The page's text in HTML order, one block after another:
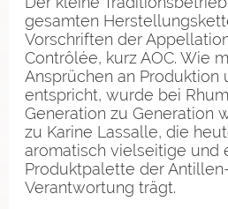
gesamten
Vorschriften der
Contrôlée, kurz AOC. Wie
Ansprüchen an Produktion
entspricht, wurde bei
Generation zu Generation
zu Karine Lassalle, die
aromatisch vielseitige und
Produktpalette der
Verantwortung trägt.